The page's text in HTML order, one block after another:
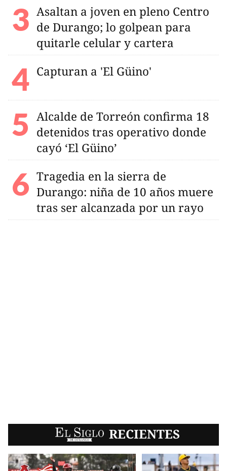
Asaltan a joven en pleno Centro
de Durango; lo golpean para
quitarle celular y cartera
Capturan a 'El Güino'
Alcalde de Torreón confirma 18
detenidos tras operativo donde
cayó ‘El Güino’
Tragedia en la sierra de
Durango: niña de 10 años muere
tras ser alcanzada por un rayo
EL SIGLO RECIENTES